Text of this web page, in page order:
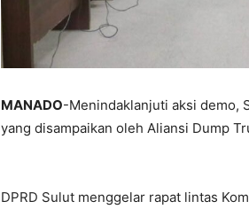
MANADO-Menindaklanjuti aksi demo,
yang disampaikan oleh Aliansi Dump
DPRD Sulut menggelar rapat lintas